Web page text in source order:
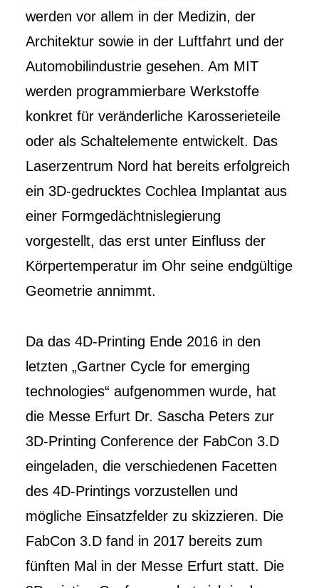
werden vor allem in der Medizin, der
Architektur sowie in der Luftfahrt und der
Automobilindustrie gesehen. Am MIT
werden programmierbare Werkstoffe
konkret für veränderliche Karosserieteile
oder als Schaltelemente entwickelt. Das
Laserzentrum Nord hat bereits erfolgreich
ein 3D-gedrucktes Cochlea Implantat aus
einer Formgedächtnislegierung
vorgestellt, das erst unter Einfluss der
Körpertemperatur im Ohr seine endgültige
Geometrie annimmt.
Da das 4D-Printing Ende 2016 in den
letzten „Gartner Cycle for emerging
technologies“ aufgenommen wurde, hat
die Messe Erfurt Dr. Sascha Peters zur
3D-Printing Conference der FabCon 3.D
eingeladen, die verschiedenen Facetten
des 4D-Printings vorzustellen und
mögliche Einsatzfelder zu skizzieren. Die
FabCon 3.D fand in 2017 bereits zum
fünften Mal in der Messe Erfurt statt. Die